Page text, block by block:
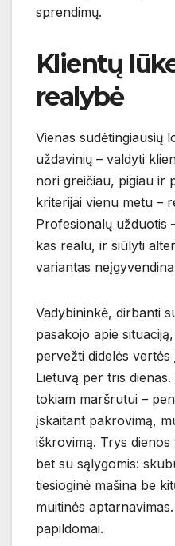
sprendimų.
Klientų
realybė
Vienas sudėtingiausių
uždavinių – valdyti
nori greičiau, pigiau ir
kriterijai vienu metu –
Profesionalų užduotis
kas realu, ir siūlyti
variantas
Vadybininkė, dirbanti
pasakojo apie
pervežti didelės
Lietuvą per tris
tokiam maršrutui –
įskaitant pakrovimą,
iškrovimą. Trys
bet su sąlygomis:
tiesioginė mašina be
muitinės
papildomai.